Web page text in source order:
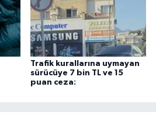
Trafik kurallarına uymayan
sürücüye 7 bin TL ve 15
puan ceza: